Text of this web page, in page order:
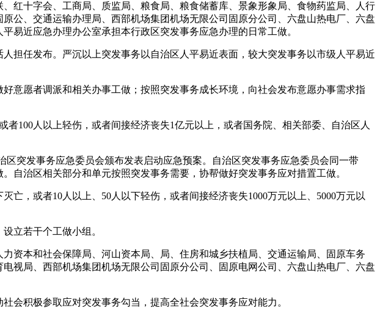
红十字会、工商局、质监局、粮食局、粮食储蓄库、景象形象局、食物药监局、人行
公、交通运输办理局、西部机场集团机场无限公司固原分公司、六盘山热电厂、六盘
易近应急办理办公室承担本行政区突发事务应急办理的日常工做。
任发布。严沉以上突发事务以自治区人平易近表面，较大突发事务以市级人平易近
愿者调派和相关办事工做；按照突发事务成长环境，向社会发布意愿办事需求指
100人以上轻伤，或者间接经济丧失1亿元以上，或者国务院、相关部委、自治区人
突发事务应急委员会颁布发表启动应急预案。自治区突发事务应急委员会同一带
自治区相关部分和单元按照突发事务需要，协帮做好突发事务应对措置工做。
，或者10人以上、50人以下轻伤，或者间接经济丧失1000万元以上、5000万元以
立若干个工做小组。
本和社会保障局、河山资本局、局、住房和城乡扶植局、交通运输局、固原车务
视局、西部机场集团机场无限公司固原分公司、固原电网公司、六盘山热电厂、六盘
积极参取应对突发事务勾当，提高全社会突发事务应对能力。